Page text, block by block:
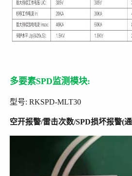
多要素SPD监测模块:
型号: RKSPD-MLT30
空开报警/雷击次数/SPD损坏报警(